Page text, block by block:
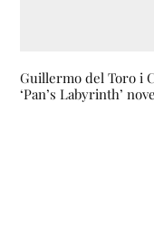
Guillermo del Toro i
‘Pan’s Labyrinth’